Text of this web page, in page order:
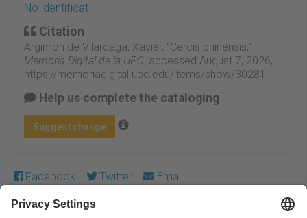
No identificat
Citation
Argimon de Vilardaga, Xavier, “Cercis chinensis,”
Memòria Digital de la UPC, accessed August 7, 2026,
https://memoriadigital.upc.edu/items/show/30281
Help us complete the cataloging
Suggest change
Facebook Twitter Email